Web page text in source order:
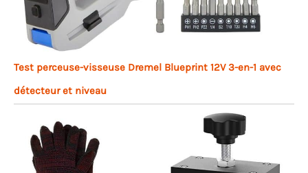
Test perceuse-visseuse Dremel Blueprint 12V 3-en-1 avec
détecteur et niveau